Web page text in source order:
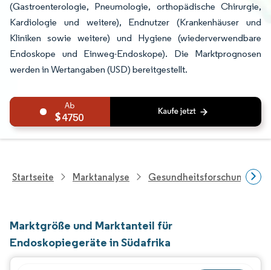
(Gastroenterologie, Pneumologie, orthopädische Chirurgie,
Kardiologie und weitere), Endnutzer (Krankenhäuser und
Kliniken sowie weitere) und Hygiene (wiederverwendbare
Endoskope und Einweg-Endoskope). Die Marktprognosen
werden in Wertangaben (USD) bereitgestellt.
4750
Startseite Marktanalyse Gesundheitsforschung
Marktgröße und Marktanteil für
Endoskopiegeräte in Südafrika